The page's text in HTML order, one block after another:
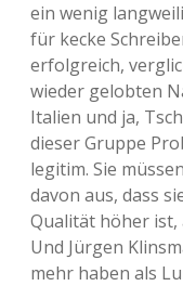
ein wenig
für kecke
erfolgreich,
wieder gelobten
Italien und ja,
dieser Gruppe
legitim. Sie
davon aus, dass
Qualität höher ist,
Und Jürgen
mehr haben als